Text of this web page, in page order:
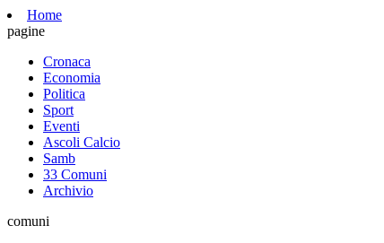
Home
pagine
Cronaca
Economia
Politica
Sport
Eventi
Ascoli Calcio
Samb
33 Comuni
Archivio
comuni